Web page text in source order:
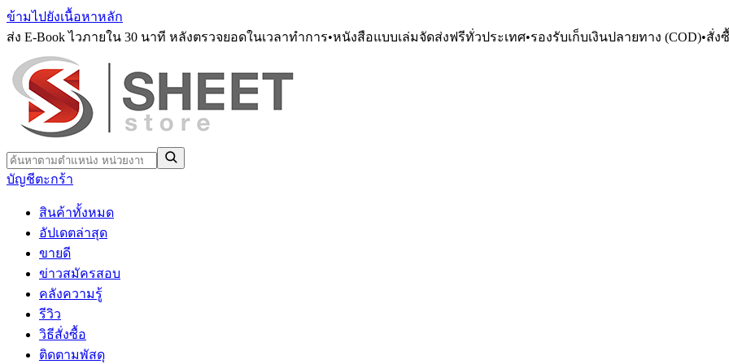
ข้ามไปยังเนื้อหาหลัก
ส่ง E-Book ไวภายใน 30 นาที หลังตรวจยอดในเวลาทำการ•หนังสือแบบเล่มจัดส่งฟรีทั่วประเทศ•รองรับเก็บเงินปลายทาง (COD)•สั่ง
บัญชีตะกร้า
สินค้าทั้งหมด
อัปเดตล่าสุด
ขายดี
ข่าวสมัครสอบ
คลังความรู้
รีวิว
วิธีสั่งซื้อ
ติดตามพัสดุ